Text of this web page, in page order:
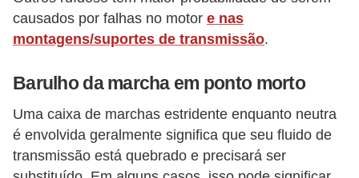
causados ​​por falhas no motor e nas
montagens/suportes de transmissão.
Barulho da marcha em ponto morto
Uma caixa de marchas estridente enquanto neutra
é envolvida geralmente significa que seu fluido de
transmissão está quebrado e precisará ser
t
o
e
s
c
o